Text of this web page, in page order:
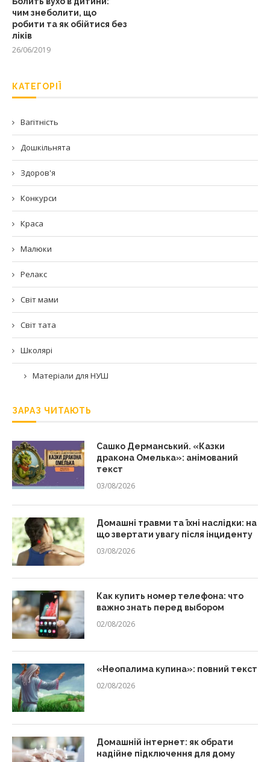
чим знеболити, що
робити та як обійтися без
ліків
26/06/2019
КАТЕГОРІЇ
Вагітність
Дошкільнята
Здоров'я
Конкурси
Краса
Малюки
Релакс
Світ мами
Світ тата
Школярі
Матеріали для НУШ
ЗАРАЗ ЧИТАЮТЬ
Сашко Дерманський. «Казки
дракона Омелька»: анімований
текст
03/08/2026
Домашні травми та їхні наслідки: на
що звертати увагу після інциденту
03/08/2026
Как купить номер телефона: что
важно знать перед выбором
02/08/2026
«Неопалима купина»: повний текст
02/08/2026
Домашній інтернет: як обрати
надійне підключення для дому